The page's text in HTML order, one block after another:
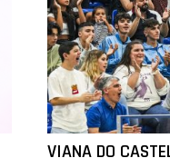
VIANA DO